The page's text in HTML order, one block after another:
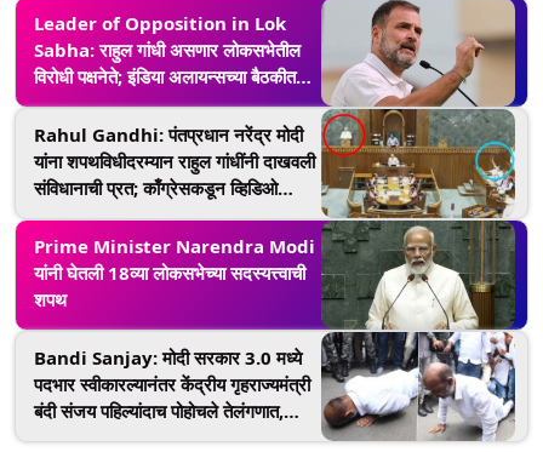
Leader of Opposition in Lok
Sabha: राहुल गांधी असणार लोकसभेतील
विरोधी पक्षनेते; इंडिया अलायन्सच्या बैठकीत
निर्णय
Rahul Gandhi: पंतप्रधान नरेंद्र मोदी
यांना शपथविधीदरम्यान राहुल गांधींनी दाखवली
संविधानाची प्रत; काँग्रेसकडून व्हिडिओ
शेअर(Watch Video)
Prime Minister Narendra Modi
यांनी घेतली 18व्या लोकसभेच्या सदस्यत्त्वाची
शपथ
Bandi Sanjay: मोदी सरकार 3.0 मध्ये
पदभार स्वीकारल्यानंतर केंद्रीय गृहराज्यमंत्री
बंदी संजय पहिल्यांदाच पोहोचले तेलंगणात,